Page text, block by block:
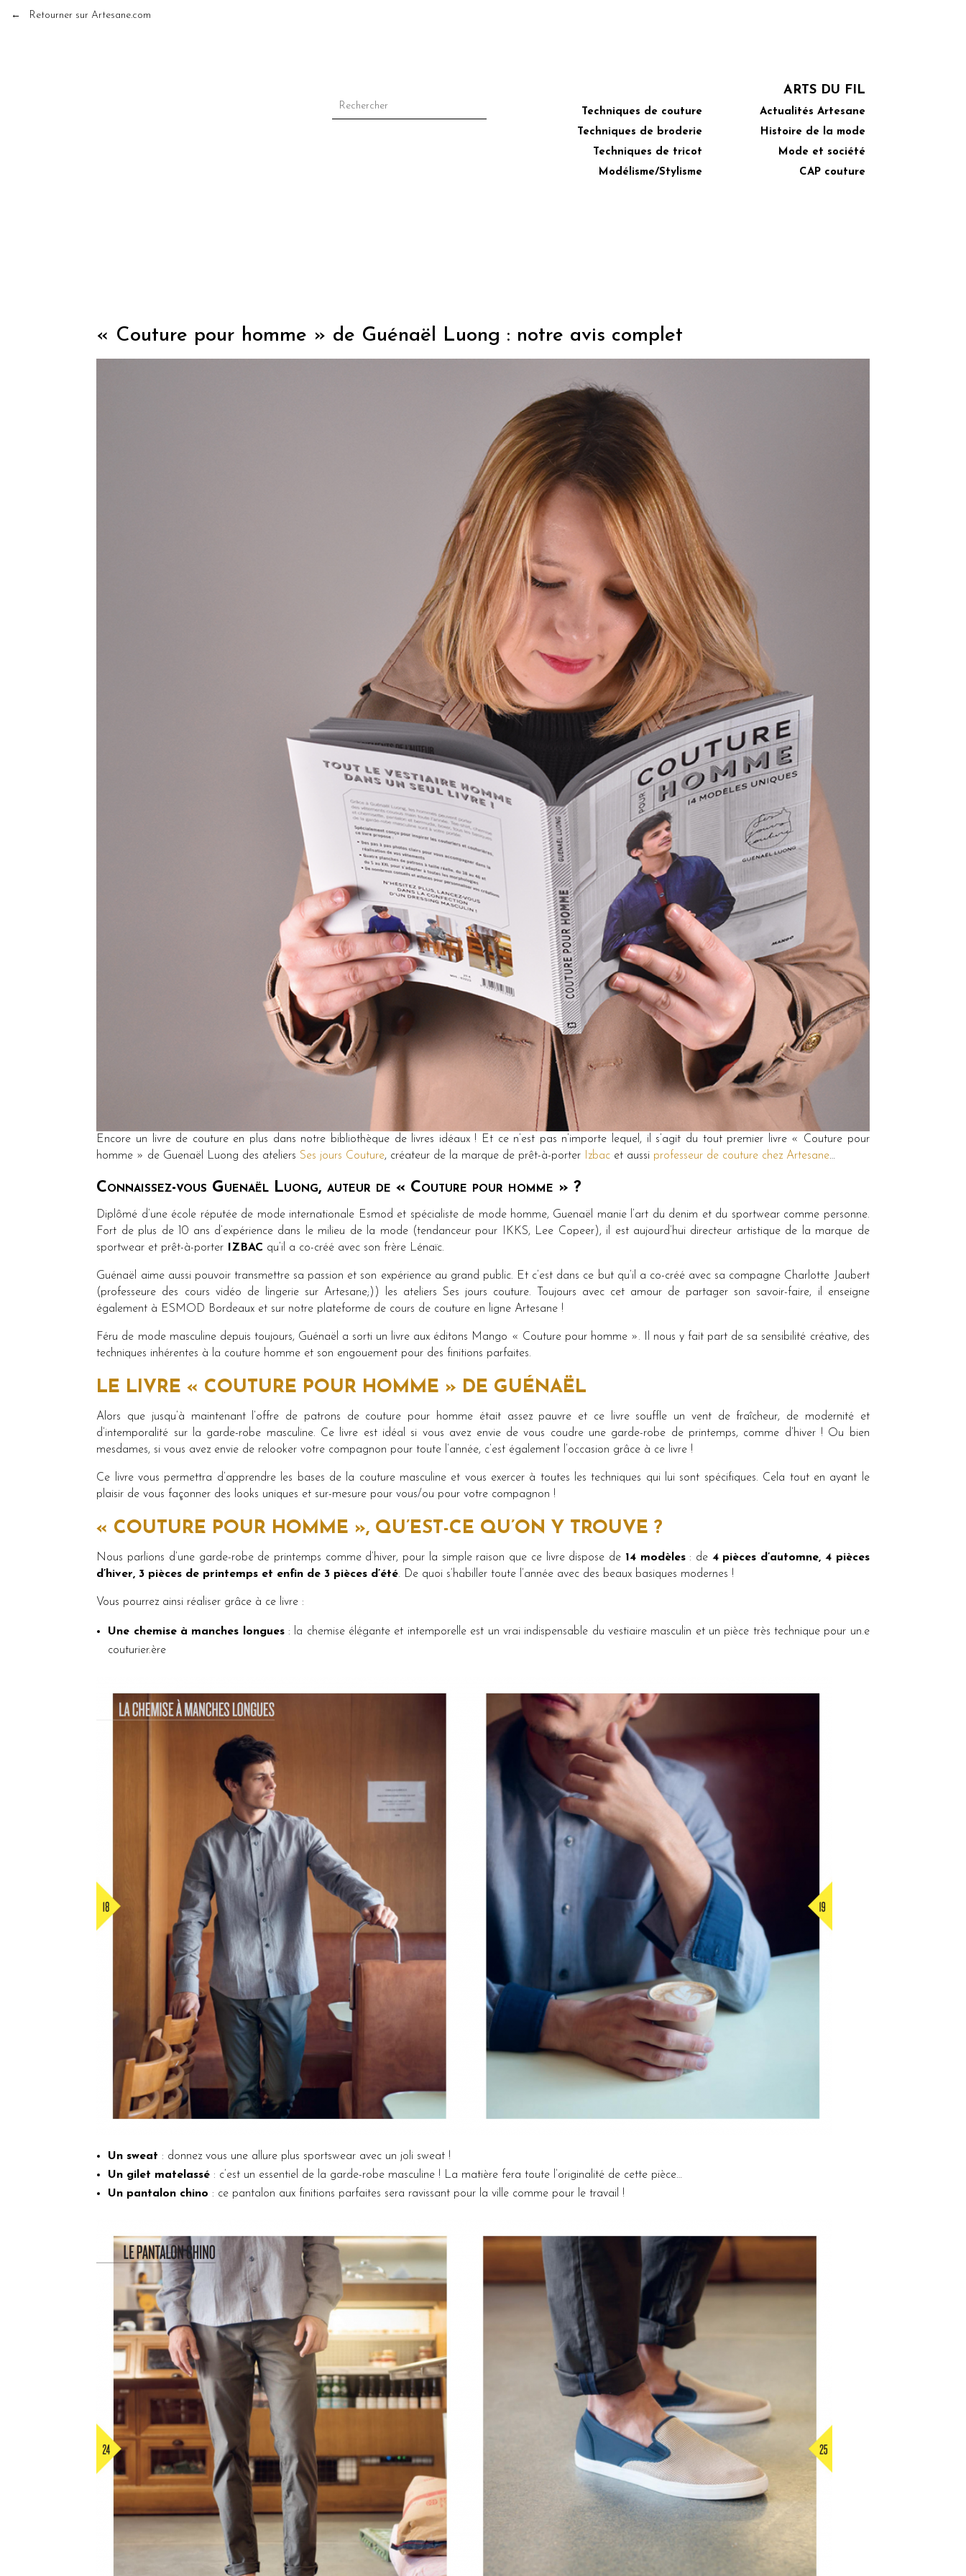
← Retourner sur Artesane.com
Techniques de couture
Techniques de broderie
Techniques de tricot
Modélisme/Stylisme
ARTS DU FIL
Actualités Artesane
Histoire de la mode
Mode et société
CAP couture
« Couture pour homme » de Guénaël Luong : notre avis complet
Encore un livre de couture en plus dans notre bibliothèque de livres idéaux ! Et ce n’est pas n’importe lequel, il s’agit du tout premier livre « Couture pour
homme » de Guenaël Luong des ateliersSes jours Couture, créateur de la marque de prêt-à-porter Izbac et aussi professeur de couture chez Artesane…
Connaissez-vous Guenaël Luong, auteur de « Couture pour homme » ?
Diplômé d’une école réputée de mode internationale Esmod et spécialiste de mode homme, Guenaël manie l’art du denim et du sportwear comme personne.
Fort de plus de 10 ans d’expérience dans le milieu de la mode (tendanceur pour IKKS, Lee Copeer), il est aujourd’hui directeur artistique de la marque de
sportwear et prêt-à-porter IZBAC qu’il a co-créé avec son frère Lénaïc.
Guénaël aime aussi pouvoir transmettre sa passion et son expérience au grand public. Et c’est dans ce but qu’il a co-créé avec sa compagne Charlotte Jaubert
(professeure des cours vidéo de lingerie sur Artesane;)) les ateliers Ses jours couture. Toujours avec cet amour de partager son savoir-faire, il enseigne
également à ESMOD Bordeaux et sur notre plateforme de cours de couture en ligne Artesane !
Féru de mode masculine depuis toujours, Guénaël a sorti un livre aux éditons Mango « Couture pour homme ». Il nous y fait part de sa sensibilité créative, des
techniques inhérentes à la couture homme et son engouement pour des finitions parfaites.
LE LIVRE « COUTURE POUR HOMME » DE GUÉNAËL
Alors que jusqu’à maintenant l’offre de patrons de couture pour homme était assez pauvre et ce livre souffle un vent de fraîcheur, de modernité et
d’intemporalité sur la garde-robe masculine. Ce livre est idéal si vous avez envie de vous coudre une garde-robe de printemps, comme d’hiver ! Ou bien
mesdames, si vous avez envie de relooker votre compagnon pour toute l’année, c’est également l’occasion grâce à ce livre !
Ce livre vous permettra d’apprendre les bases de la couture masculine et vous exercer à toutes les techniques qui lui sont spécifiques. Cela tout en ayant le
plaisir de vous façonner des looks uniques et sur-mesure pour vous/ou pour votre compagnon !
« COUTURE POUR HOMME », QU’EST-CE QU’ON Y TROUVE ?
Nous parlions d’une garde-robe de printemps comme d’hiver, pour la simple raison que ce livre dispose de 14 modèles: de 4 pièces d’automne, 4 pièces
d’hiver, 3 pièces de printemps et enfin de 3 pièces d’été. De quoi s’habiller toute l’année avec des beaux basiques modernes !
Vous pourrez ainsi réaliser grâce à ce livre :
Une chemise à manches longues: la chemise élégante et intemporelle est un vrai indispensable du vestiaire masculin et un pièce très technique pour un.e
couturier.ère
Un sweat : donnez vous une allure plus sportswear avec un joli sweat !
Un gilet matelassé : c’est un essentiel de la garde-robe masculine ! La matière fera toute l’originalité de cette pièce…
Un pantalon chino : ce pantalon aux finitions parfaites sera ravissant pour la ville comme pour le travail !